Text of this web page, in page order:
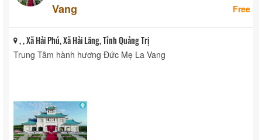
Vang
Free
, , Xã Hải Phú, Xã Hải Lăng, Tỉnh Quảng Trị
Trung Tâm hành hương Đức Mẹ La Vang